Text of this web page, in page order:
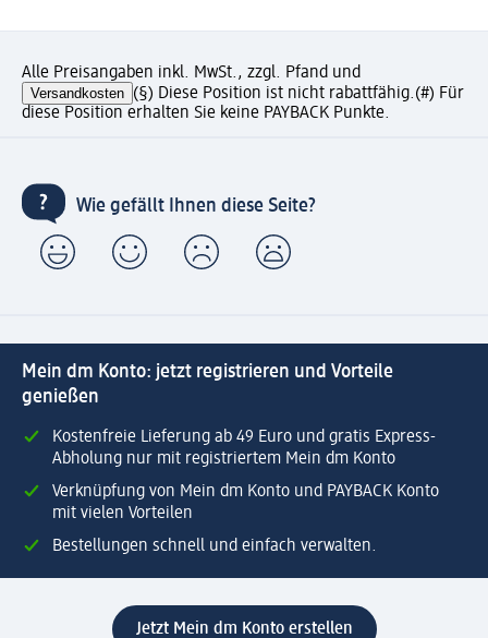
Alle Preisangaben inkl. MwSt., zzgl. Pfand und
Versandkosten (§) Diese Position ist nicht rabattfähig.(#) Für
diese Position erhalten Sie keine PAYBACK Punkte.
Wie gefällt Ihnen diese Seite?
Mein dm Konto: jetzt registrieren und Vorteile
genießen
Kostenfreie Lieferung ab 49 Euro und gratis Express-
Abholung nur mit registriertem Mein dm Konto
Verknüpfung von Mein dm Konto und PAYBACK Konto
mit vielen Vorteilen
Bestellungen schnell und einfach verwalten.
Jetzt Mein dm Konto erstellen